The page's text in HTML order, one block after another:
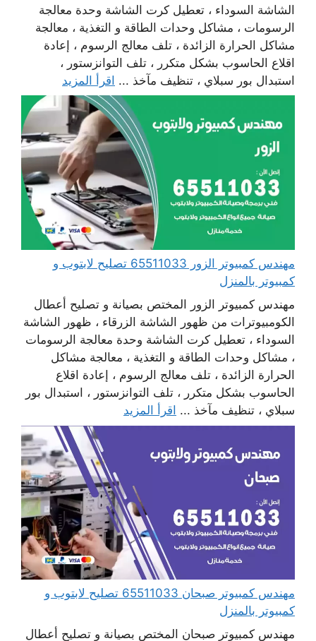
الشاشة السوداء ، تعطيل كرت الشاشة وحدة معالجة
الرسومات ، مشاكل وحدات الطاقة و التغذية ، معالجة
مشاكل الحرارة الزائدة ، تلف معالج الرسوم ، إعادة
اقلاع الحاسوب بشكل متكرر ، تلف التوانزستور ،
استبدال بور سبلاي ، تنظيف مآخذ ... اقرأ المزيد
مهندس كمبيوتر الزور 65511033 تصليح لابتوب و
كمبيوتر بالمنزل
مهندس كمبيوتر الزور المختص بصيانة و تصليح أعطال
الكومبيوترات من ظهور الشاشة الزرقاء ، ظهور الشاشة
السوداء ، تعطيل كرت الشاشة وحدة معالجة الرسومات
، مشاكل وحدات الطاقة و التغذية ، معالجة مشاكل
الحرارة الزائدة ، تلف معالج الرسوم ، إعادة اقلاع
الحاسوب بشكل متكرر ، تلف التوانزستور ، استبدال بور
سبلاي ، تنظيف مآخذ ... اقرأ المزيد
مهندس كمبيوتر صبحان 65511033 تصليح لابتوب و
كمبيوتر بالمنزل
مهندس كمبيوتر صبحان المختص بصيانة و تصليح أعطال